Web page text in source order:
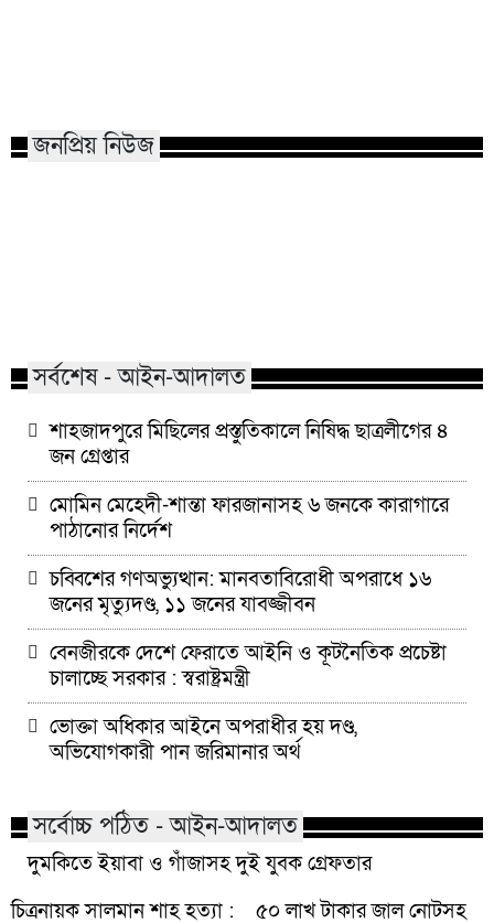
জনপ্রিয় নিউজ
সর্বশেষ - আইন-আদালত
শাহজাদপুরে মিছিলের প্রস্তুতিকালে নিষিদ্ধ ছাত্রলীগের ৪
জন গ্রেপ্তার
মোমিন মেহেদী-শান্তা ফারজানাসহ ৬ জনকে কারাগারে
পাঠানোর নির্দেশ
চব্বিশের গণঅভ্যুত্থান: মানবতাবিরোধী অপরাধে ১৬
জনের মৃত্যুদণ্ড, ১১ জনের যাবজ্জীবন
বেনজীরকে দেশে ফেরাতে আইনি ও কূটনৈতিক প্রচেষ্টা
চালাচ্ছে সরকার : স্বরাষ্ট্রমন্ত্রী
ভোক্তা অধিকার আইনে অপরাধীর হয় দণ্ড,
অভিযোগকারী পান জরিমানার অর্থ
সর্বোচ্চ পঠিত - আইন-আদালত
দুমকিতে ইয়াবা ও গাঁজাসহ দুই যুবক গ্রেফতার
চিত্রনায়ক সালমান শাহ হত্যা :
৫০ লাখ টাকার জাল নোটসহ